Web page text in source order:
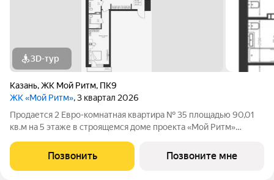
3D-тур
Казань,ЖК Мой Ритм, ПК9
ЖК «Мой Ритм», 3 квартал 2026
Продается 2 Евро-комнатная квартира № 35 площадью 90,01
кв.м на 5 этаже в строящемся доме проекта «Мой Ритм»
жилой комплекс в одном из лучших районов Казани, на
пересечении пр. Победы и ул. Сахарова,
Позвонить Позвоните мне